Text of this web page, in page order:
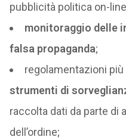
pubblicità politica on-
monitoraggio delle
falsa propaganda;
regolamentazioni più
strumenti di
raccolta dati da parte di
dell’ordine;